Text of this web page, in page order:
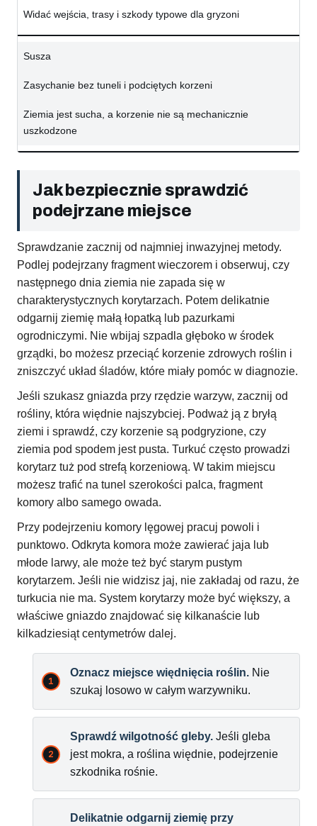
Widać wejścia, trasy i szkody typowe dla gryzoni
Susza
Zasychanie bez tuneli i podciętych korzeni
Ziemia jest sucha, a korzenie nie są mechanicznie
uszkodzone
Jak bezpiecznie sprawdzić
podejrzane miejsce
Sprawdzanie zacznij od najmniej inwazyjnej metody.
Podlej podejrzany fragment wieczorem i obserwuj, czy
następnego dnia ziemia nie zapada się w
charakterystycznych korytarzach. Potem delikatnie
odgarnij ziemię małą łopatką lub pazurkami
ogrodniczymi. Nie wbijaj szpadla głęboko w środek
grządki, bo możesz przeciąć korzenie zdrowych roślin i
zniszczyć układ śladów, które miały pomóc w diagnozie.
Jeśli szukasz gniazda przy rzędzie warzyw, zacznij od
rośliny, która więdnie najszybciej. Podważ ją z bryłą
ziemi i sprawdź, czy korzenie są podgryzione, czy
ziemia pod spodem jest pusta. Turkuć często prowadzi
korytarz tuż pod strefą korzeniową. W takim miejscu
możesz trafić na tunel szerokości palca, fragment
komory albo samego owada.
Przy podejrzeniu komory lęgowej pracuj powoli i
punktowo. Odkryta komora może zawierać jaja lub
młode larwy, ale może też być starym pustym
korytarzem. Jeśli nie widzisz jaj, nie zakładaj od razu, że
turkucia nie ma. System korytarzy może być większy, a
właściwe gniazdo znajdować się kilkanaście lub
kilkadziesiąt centymetrów dalej.
Oznacz miejsce więdnięcia roślin. Nie
szukaj losowo w całym warzywniku.
Sprawdź wilgotność gleby. Jeśli gleba
jest mokra, a roślina więdnie, podejrzenie
szkodnika rośnie.
Delikatnie odgarnij ziemię przy